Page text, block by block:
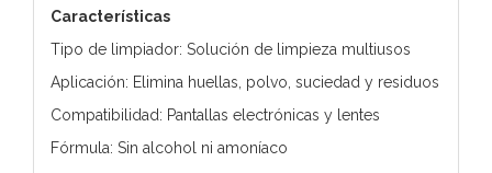
Características
Tipo de limpiador: Solución de limpieza multiusos
Aplicación: Elimina huellas, polvo, suciedad y residuos
Compatibilidad: Pantallas electrónicas y lentes
Fórmula: Sin alcohol ni amoníaco